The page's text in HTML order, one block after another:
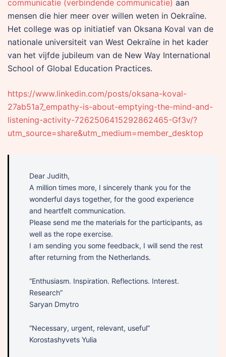
communicatie (verbindende communicatie) aan
mensen die hier meer over willen weten in Oekraïne.
Het college was op initiatief van Oksana Koval van de
nationale universiteit van West Oekraïne in het kader
van het vijfde jubileum van de New Way International
School of Global Education Practices.
https://www.linkedin.com/posts/oksana-koval-
27ab51a7_empathy-is-about-emptying-the-mind-and-
listening-activity-7262506415292862465-Gf3v/?
utm_source=share&utm_medium=member_desktop
Dear Judith,
A million times more, I sincerely thank you for the
wonderful days together, for the good experience
and heartfelt communication.
Please send me the materials for the participants, as
well as the rope exercise.
I am sending you some feedback, I will send the rest
after returning from the Netherlands.
“Enthusiasm. Inspiration. Reflections. Interest.
Research”
Saryan Dmytro
“Necessary, urgent, relevant, useful”
Korostashyvets Yulia